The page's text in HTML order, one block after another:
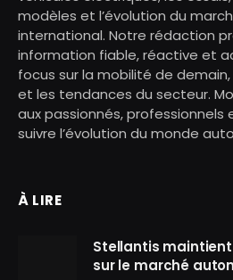
modèles et l’évolution du
international. Notre rédaction
information fiable, réactive et
focus sur la mobilité de
et les tendances du secteur.
aux passionnés,
suivre l’évolution du monde
À LIRE
Stellantis
sur le marché